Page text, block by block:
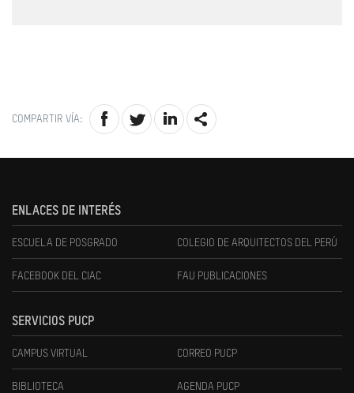
COMPARTIR VÍA:
ENLACES DE INTERÉS
ESCUELA DE POSGRADO COLEGIO DE ARQUITECTOS DEL PERÚ
FACEBOOK DEL CIAC FAU PUBLICACIONES
SERVICIOS PUCP
CAMPUS VIRTUAL CORREO PUCP
BIBLIOTECA AGENDA PUCP